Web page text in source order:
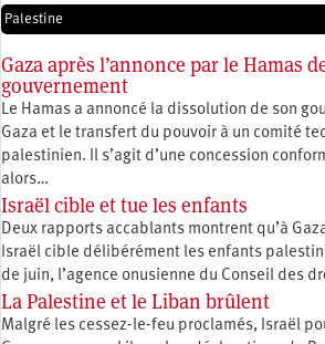
Palestine
Gaza après l’annonce par le Hamas
gouvernement
Le Hamas a annoncé la dissolution de son
Gaza et le transfert du pouvoir à un comité
palestinien. Il s’agit d’une concession
alors…
Israël cible et tue les enfants
Deux rapports accablants montrent qu’à
Israël cible délibérément les enfants
de juin, l’agence onusienne du Conseil des
La Palestine et le Liban brûlent
Malgré les cessez-le-feu proclamés, Israël